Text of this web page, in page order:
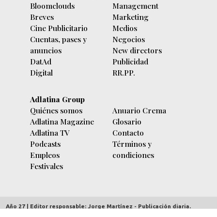
Bloomclouds
Breves
Cine Publicitario
Cuentas, pases y
anuncios
DatAd
Digital
Management
Marketing
Medios
Negocios
New directors
Publicidad
RR.PP.
Adlatina Group
Quiénes somos
Adlatina Magazine
Adlatina TV
Podcasts
Empleos
Festivales
Anuario Crema
Glosario
Contacto
Términos y
condiciones
Año 27 | Editor responsable: Jorge Martínez - Publicación diaria.